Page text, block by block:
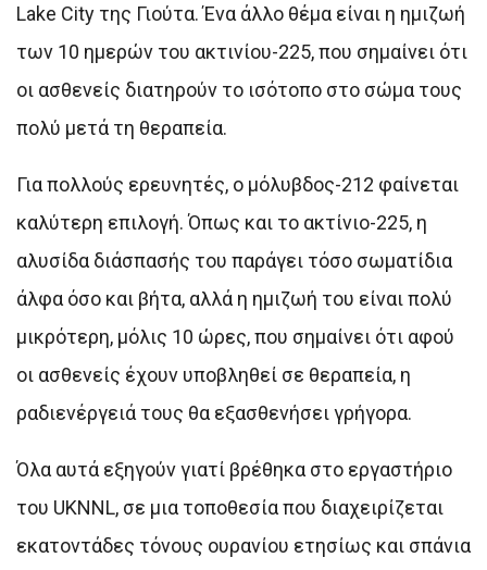
Lake City της Γιούτα. Ένα άλλο θέμα είναι η ημιζωή
των 10 ημερών του ακτινίου-225, που σημαίνει ότι
οι ασθενείς διατηρούν το ισότοπο στο σώμα τους
πολύ μετά τη θεραπεία.
Για πολλούς ερευνητές, ο μόλυβδος-212 φαίνεται
καλύτερη επιλογή. Όπως και το ακτίνιο-225, η
αλυσίδα διάσπασής του παράγει τόσο σωματίδια
άλφα όσο και βήτα, αλλά η ημιζωή του είναι πολύ
μικρότερη, μόλις 10 ώρες, που σημαίνει ότι αφού
οι ασθενείς έχουν υποβληθεί σε θεραπεία, η
ραδιενέργειά τους θα εξασθενήσει γρήγορα.
Όλα αυτά εξηγούν γιατί βρέθηκα στο εργαστήριο
του UKNNL, σε μια τοποθεσία που διαχειρίζεται
εκατοντάδες τόνους ουρανίου ετησίως και σπάνια